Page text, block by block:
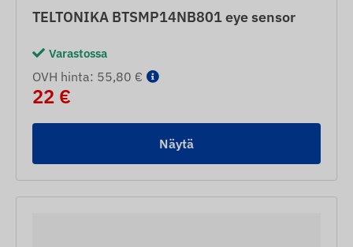
TELTONIKA BTSMP14NB801 eye sensor
Varastossa
OVH hinta: 55,80 €
22 €
Näytä